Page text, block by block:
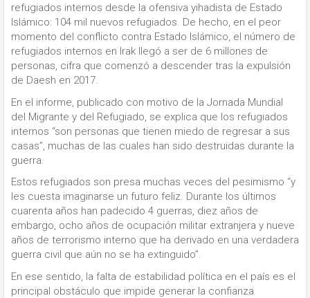
refugiados internos desde la ofensiva yihadista de Estado
Islámico: 104 mil nuevos refugiados. De hecho, en el peor
momento del conflicto contra Estado Islámico, el número de
refugiados internos en Irak llegó a ser de 6 millones de
personas, cifra que comenzó a descender tras la expulsión
de Daesh en 2017.
En el informe, publicado con motivo de la Jornada Mundial
del Migrante y del Refugiado, se explica que los refugiados
internos “son personas que tienen miedo de regresar a sus
casas”, muchas de las cuales han sido destruidas durante la
guerra.
Estos refugiados son presa muchas veces del pesimismo “y
les cuesta imaginarse un futuro feliz. Durante los últimos
cuarenta años han padecido 4 guerras, diez años de
embargo, ocho años de ocupación militar extranjera y nueve
años de terrorismo interno que ha derivado en una verdadera
guerra civil que aún no se ha extinguido”.
En ese sentido, la falta de estabilidad política en el país es el
principal obstáculo que impide generar la confianza